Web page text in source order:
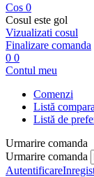
Cos 0
Cosul este gol
Vizualizati cosul
Finalizare comanda
0 0
Contul meu
Comenzi
Listă
Listă de
Urmarire comanda
Urmarire comanda
Autentificare